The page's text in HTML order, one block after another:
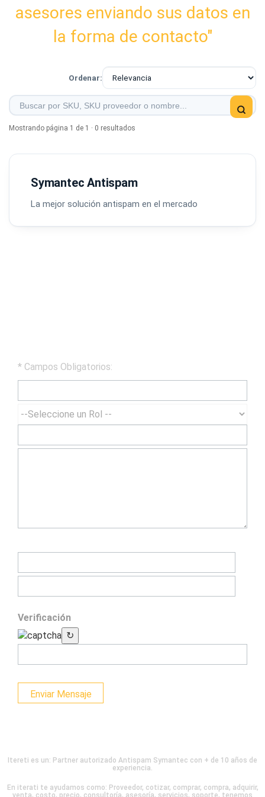
asesores enviando sus datos en
la forma de contacto"
Ordenar:
Mostrando página 1 de 1 · 0 resultados
Symantec Antispam
La mejor solución antispam en el mercado
* Campos Obligatorios:
Verificación
↻
Enviar Mensaje
Itereti es un: Partner autorizado Antispam Symantec con + de 10 años de
experiencia.
En iterati te ayudamos como: Proveedor, cotizar, comprar, compra, adquirir,
venta, costo, precio, consultoría, asesoría, servicios, soporte, tenemos